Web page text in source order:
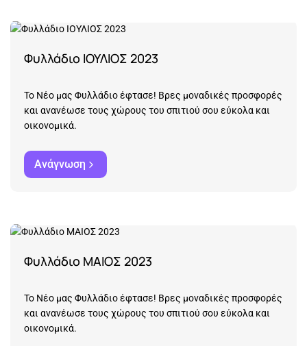
Φυλλάδιο ΙΟΥΛΙΟΣ 2023
Το Νέο μας Φυλλάδιο έφτασε! Βρες μοναδικές προσφορές
και ανανέωσε τους χώρους του σπιτιού σου εύκολα και
οικονομικά.
Ανάγνωση
Φυλλάδιο ΜΑΙΟΣ 2023
Το Νέο μας Φυλλάδιο έφτασε! Βρες μοναδικές προσφορές
και ανανέωσε τους χώρους του σπιτιού σου εύκολα και
οικονομικά.